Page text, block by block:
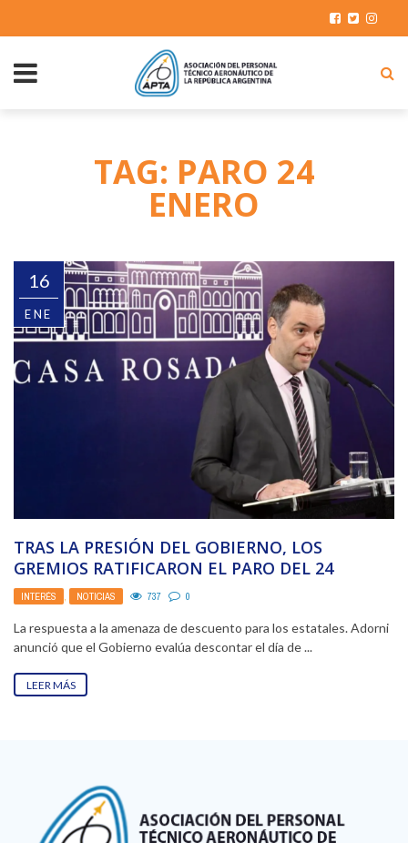
TAG: PARO 24
ENERO
16
ENE
TRAS LA PRESIÓN DEL GOBIERNO, LOS
GREMIOS RATIFICARON EL PARO DEL 24
INTERÉS , NOTICIAS 737 0
La respuesta a la amenaza de descuento para los estatales. Adorni
anunció que el Gobierno evalúa descontar el día de ...
LEER MÁS